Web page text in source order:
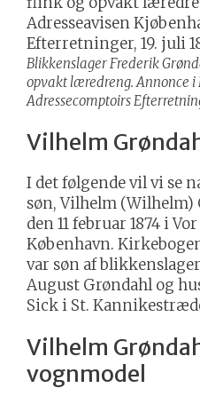
Blikkenslager Frederik
opvakt læredreng. Annonce i
Adressecomptoirs
Vilhelm
I det følgende vil vi se
søn, Vilhelm (Wilhelm)
den 11 februar 1874 i
København.
var søn af
August Grøndahl og
Sick i St.
Vilhelm
vognmodel